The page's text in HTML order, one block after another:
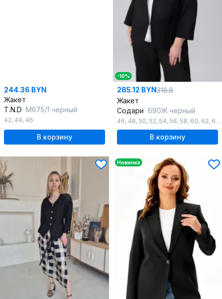
244.36 BYN
Жакет
T.N.D М675/1 черный
42, 44, 46
В корзину
-10%
285.12 BYN316.8
Жакет
Содари 690Ж черный
46, 48, 50, 52, 54, 56, 58, 60, 62, 64 ,
В корзину
Новинка